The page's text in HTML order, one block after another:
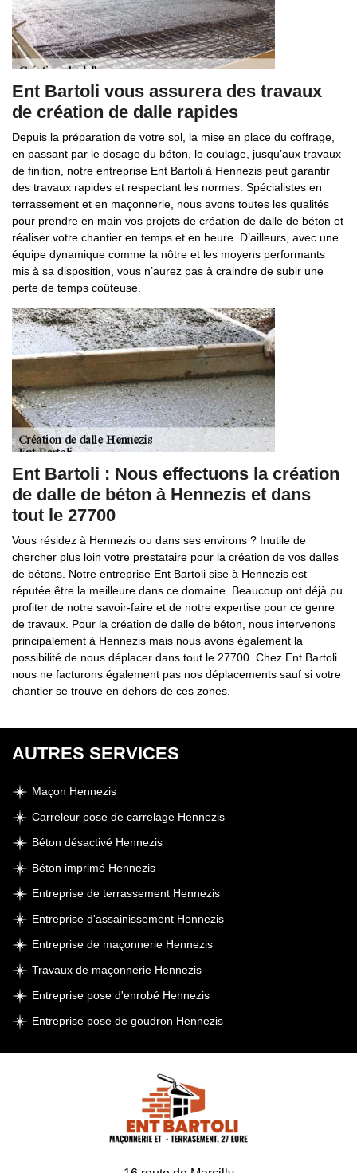
Ent Bartoli vous assurera des travaux
de création de dalle rapides
Depuis la préparation de votre sol, la mise en place du coffrage,
en passant par le dosage du béton, le coulage, jusqu’aux travaux
de finition, notre entreprise Ent Bartoli à Hennezis peut garantir
des travaux rapides et respectant les normes. Spécialistes en
terrassement et en maçonnerie, nous avons toutes les qualités
pour prendre en main vos projets de création de dalle de béton et
réaliser votre chantier en temps et en heure. D’ailleurs, avec une
équipe dynamique comme la nôtre et les moyens performants
mis à sa disposition, vous n’aurez pas à craindre de subir une
perte de temps coûteuse.
Ent Bartoli : Nous effectuons la création
de dalle de béton à Hennezis et dans
tout le 27700
Vous résidez à Hennezis ou dans ses environs ? Inutile de
chercher plus loin votre prestataire pour la création de vos dalles
de bétons. Notre entreprise Ent Bartoli sise à Hennezis est
réputée être la meilleure dans ce domaine. Beaucoup ont déjà pu
profiter de notre savoir-faire et de notre expertise pour ce genre
de travaux. Pour la création de dalle de béton, nous intervenons
principalement à Hennezis mais nous avons également la
possibilité de nous déplacer dans tout le 27700. Chez Ent Bartoli
nous ne facturons également pas nos déplacements sauf si votre
chantier se trouve en dehors de ces zones.
AUTRES SERVICES
Maçon Hennezis
Carreleur pose de carrelage Hennezis
Béton désactivé Hennezis
Béton imprimé Hennezis
Entreprise de terrassement Hennezis
Entreprise d'assainissement Hennezis
Entreprise de maçonnerie Hennezis
Travaux de maçonnerie Hennezis
Entreprise pose d'enrobé Hennezis
Entreprise pose de goudron Hennezis